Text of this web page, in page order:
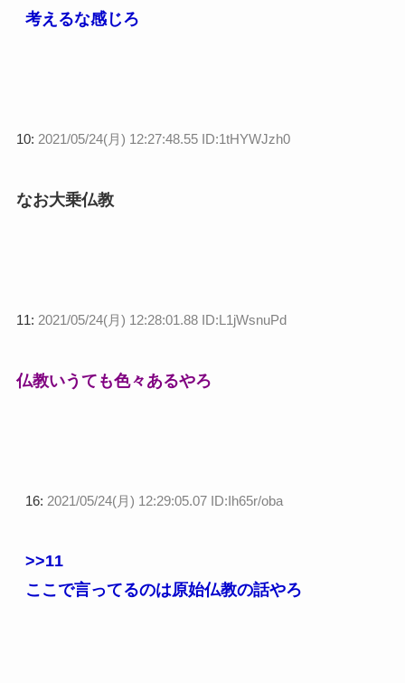
考えるな感じろ
10: 2021/05/24(月) 12:27:48.55 ID:1tHYWJzh0
なお大乗仏教
11: 2021/05/24(月) 12:28:01.88 ID:L1jWsnuPd
仏教いうても色々あるやろ
16: 2021/05/24(月) 12:29:05.07 ID:Ih65r/oba
>>11
ここで言ってるのは原始仏教の話やろ